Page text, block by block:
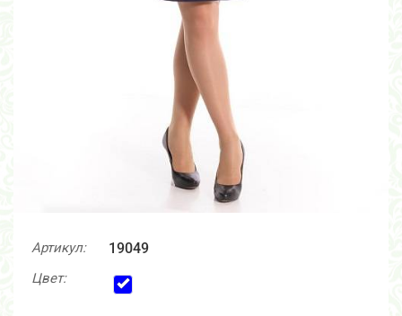
Артикул: 19049
Цвет: